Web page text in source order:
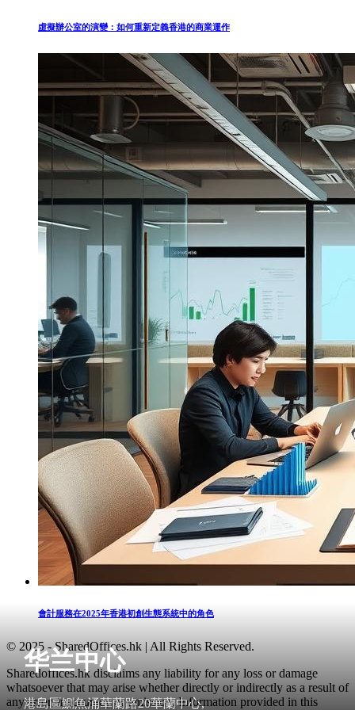
华兰中心
港島區鰂魚涌華蘭路20華蘭中心,
虛擬辦公室的演變：如何重新定義香港的商業運作
會計服務在2025年香港初創生態系統中的角色
© 2025 - SharedOffices.hk | All Rights Reserved.
Sharedoffices.hk disclaims any liability for any loss or damage
whatsoever that may arise whether directly or indirectly as a result of
any error, inaccuracy or omission. Information provided in this